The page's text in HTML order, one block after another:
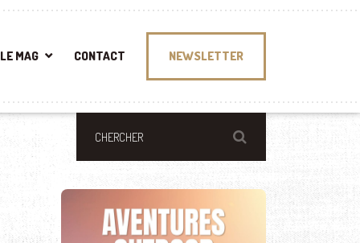
LE MAG CONTACT NEWSLETTER